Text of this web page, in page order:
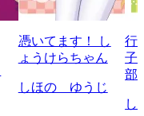
憑いてます！ し
ょうけらちゃん
しほの ゆうじ
行
子
部
し